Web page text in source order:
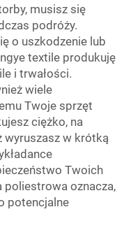
musisz się
podróży.
o uszkodzenie lub
textile produkuję
i trwałości.
wiele
Twoje sprzęt
ciężko, na
wyruszasz w krótką
Twoich
poliestrowa oznacza,
potencjalne